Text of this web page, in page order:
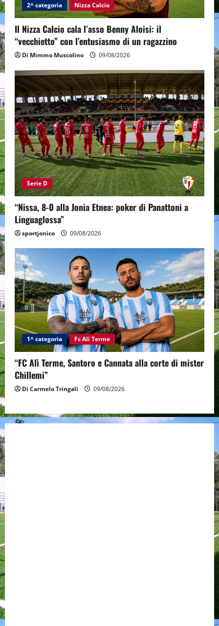
2^ categoria Nizza Calcio
Il Nizza Calcio cala l’asso Benny Aloisi: il
“vecchietto” con l’entusiasmo di un ragazzino
Di Mimmo Muscolino 09/08/2026
Serie D
“Nissa, 8-0 alla Jonia Etnea: poker di Panattoni a
Linguaglossa”
sportjonico 09/08/2026
1^ categoria Fc Alì Terme
“FC Alì Terme, Santoro e Cannata alla corte di mister
Chillemi”
Di Carmelo Tringali 09/08/2026